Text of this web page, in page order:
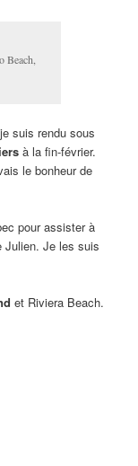
Beach,
suis rendu sous
à la fin-février.
le bonheur de
pour assister à
Julien. Je les suis
et Riviera Beach.